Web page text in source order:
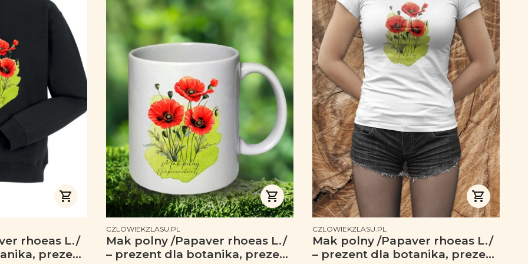
rhoeas L./
prezent
PRODUCENT
CZLOWIEKZLASU.PL
Mak polny /Papaver rhoeas L./
– prezent dla botanika, prezent
PRODUCENT
CZLOWIEKZLASU.PL
Mak polny /Papaver rhoeas L./
– prezent dla botanika, prezent